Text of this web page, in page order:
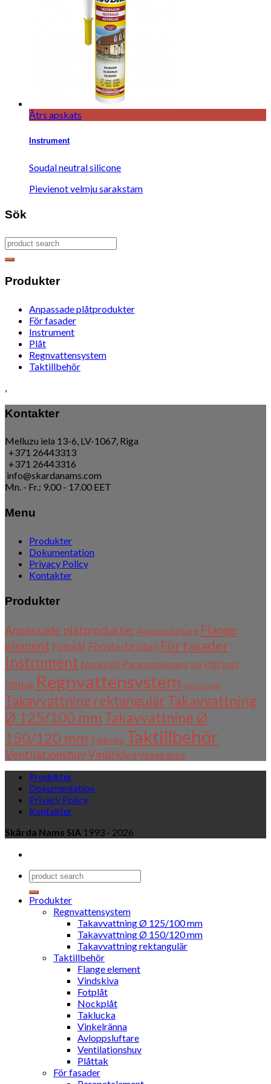
Ātrs apskats
Instrument
Soudal neutral silicone
Pievienot velmju sarakstam
Sök
Produkter
Anpassade plåtprodukter
För fasader
Instrument
Plåt
Regnvattensystem
Taktillbehör
,
Kontakter
Melluzu iela 13-6, LV-1067, Riga
+371 26443313
+371 26443316
info@skardanams.com
Mn. - Fr.: 9.00 - 17.00 EET
Menu
Produkter
Dokumentation
Privacy Policy
Kontakter
Produkter
Anpassade plåtprodukter Avloppsluftare Flange
element Fotplåt Fönsterbrädan För fasader
Instrument Nockplåt Parapetelement Plåt Plåt hatt
Plåttak Regnvattensystem Snörasskydd
Takavvattning rektangulärTakavvattning
Ø 125/100 mm Takavvattning Ø
150/120 mm Taklucka Taktillbehör
VentilationshuvVindskiva Vinkelränna
Produkter
Dokumentation
Privacy Policy
Kontakter
Skārda Nams SIA 1993 - 2026
Produkter
Regnvattensystem
Takavvattning Ø 125/100 mm
Takavvattning Ø 150/120 mm
Takavvattning rektangulär
Taktillbehör
Flange element
Vindskiva
Fotplåt
Nockplåt
Taklucka
Vinkelränna
Avloppsluftare
Ventilationshuv
Plåttak
För fasader